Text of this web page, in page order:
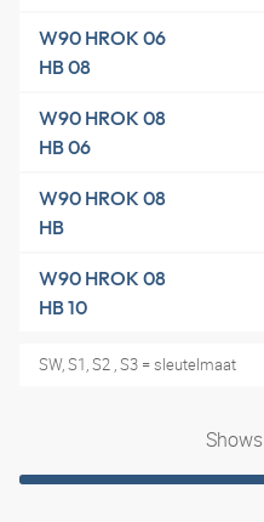
W90 HROK 06
HB 08
W90 HROK 08
HB 06
W90 HROK 08
HB
W90 HROK 08
HB 10
SW, S1, S2 , S3 = sleutelmaat
Shows